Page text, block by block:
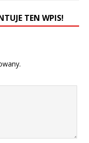
TEN WPIS!